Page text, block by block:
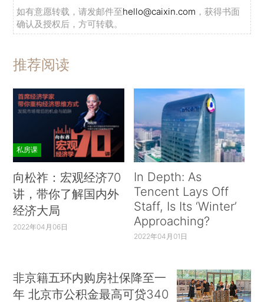
如有意愿转载，请发邮件至hello@caixin.com ，获得书面
确认及授权后，方可转载。
推荐阅读
私房课
向松祚：宏观经济70
讲，带你了解国内外
经济大局
2022年04月06日
In Depth: As
Tencent Lays Off
Staff, Is Its ‘Winter’
Approaching?
2022年04月01日
非京籍五环内购房社保降至一
年 北京市公积金最高可贷340